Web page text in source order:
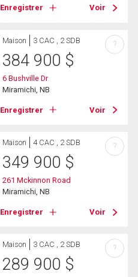
Enregistrer Voir
Maison 3 CAC , 2 SDB
384 900 $
6 Bushville Dr
Miramichi, NB
Enregistrer Voir
?
Maison 4 CAC , 2 SDB
349 900 $
261 Mckinnon Road
Miramichi, NB
Enregistrer Voir
?
Maison 3 CAC , 2 SDB
289 900 $
?